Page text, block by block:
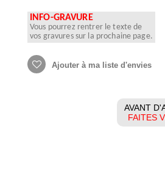
INFO-GRAVURE
Vous pourrez rentrer le texte de
vos gravures sur la prochaine page.
Ajouter à ma liste d'envies
AVANT
FAITES